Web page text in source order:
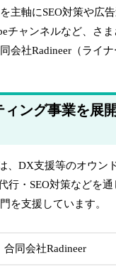
主軸にSEO対策や広
チャンネルなど、さ
会社Radineer（ライナ
ィング事業を展
、DX支援等のオウン
行・SEO対策などを
を支援しています。
合同会社Radineer